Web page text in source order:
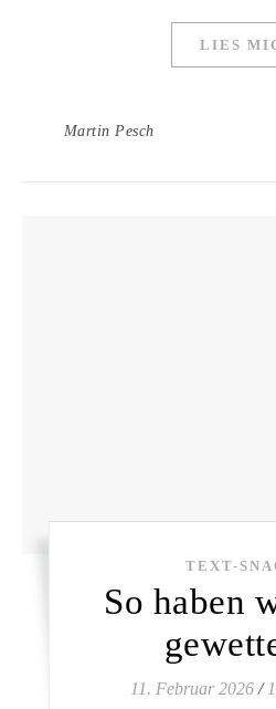
LIES
Martin Pesch
TEXT-
So haben
11. Februar 2026 /